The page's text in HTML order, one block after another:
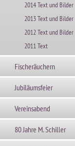
2014 Text und Bilder
2013 Text und Bilder
2012 Text und Bilder
2011 Text
Fischeräuchern
Jubiläumsfeier
Vereinsabend
80 Jahre M. Schiller